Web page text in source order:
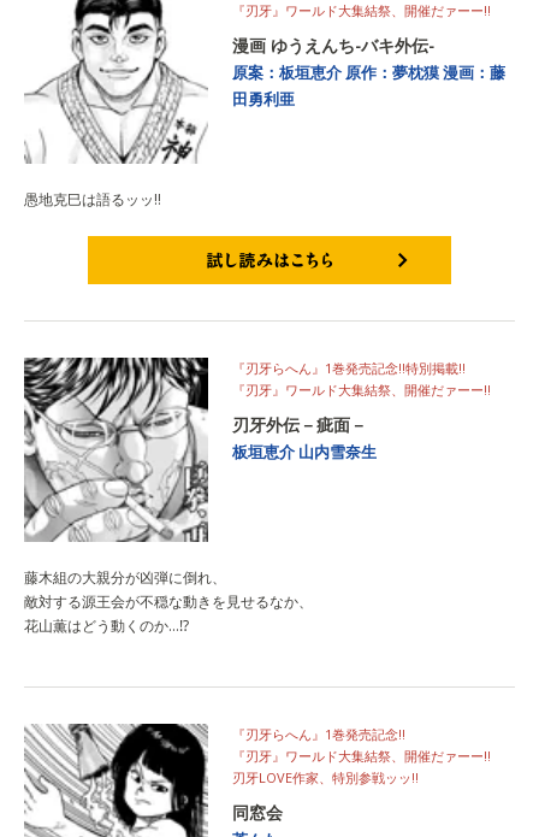
『刃牙』ワールド大集結祭、開催だァーー‼
漫画 ゆうえんち-バキ外伝-
原案：板垣恵介 原作：夢枕獏漫画：藤
田勇利亜
愚地克巳は語るッッ‼
『刃牙らへん』1巻発売記念‼特別掲載!!
『刃牙』ワールド大集結祭、開催だァーー‼
刃牙外伝－疵面－
板垣恵介 山内雪奈生
藤木組の大親分が凶弾に倒れ、
敵対する源王会が不穏な動きを見せるなか、
花山薫はどう動くのか…⁉
『刃牙らへん』1巻発売記念‼
『刃牙』ワールド大集結祭、開催だァーー‼
刃牙LOVE作家、特別参戦ッッ‼
同窓会